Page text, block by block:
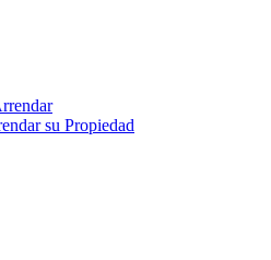
su Propiedad